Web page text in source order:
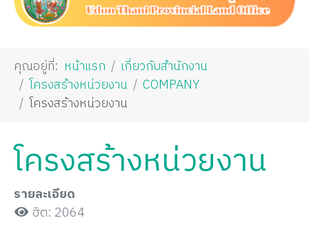
คุณอยู่ที่: หน้าแรก
เกี่ยวกับสำนักงาน
โครงสร้างหน่วยงาน
COMPANY
โครงสร้างหน่วยงาน
โครงสร้างหน่วยงาน
รายละเอียด
ฮิต: 2064